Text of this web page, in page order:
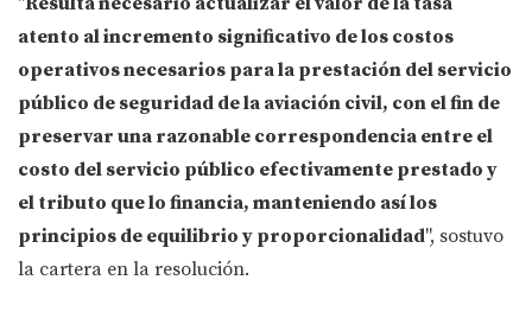
atento al incremento significativo de los costos
operativos necesarios para la prestación del servicio
público de seguridad de la aviación civil, con el fin de
preservar una razonable correspondencia entre el
costo del servicio público efectivamente prestado y
el tributo que lo financia, manteniendo así los
principios de equilibrio y proporcionalidad", sostuvo
la cartera en la resolución.